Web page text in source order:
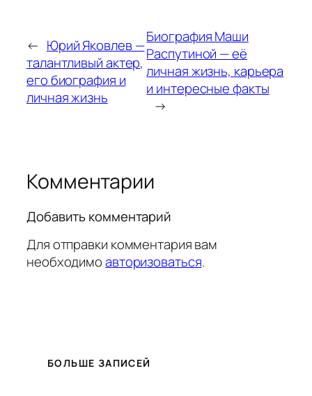
← Юрий Яковлев —
талантливый актер,
его биография и
личная жизнь
Биография Маши
Распутиной — её
личная жизнь, карьера
и интересные факты
→
Комментарии
Добавить комментарий
Для отправки комментария вам
необходимоавторизоваться.
БОЛЬШЕ ЗАПИСЕЙ